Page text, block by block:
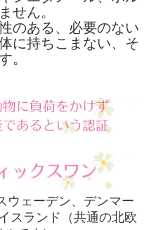
せん。
のある、必要のない
に持ちこまない、そ
。
ウェーデン、デンマー
スランド（共通の北欧